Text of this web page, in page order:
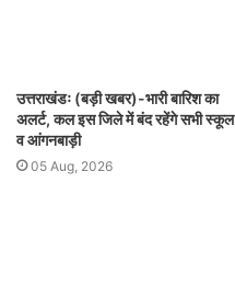
उत्तराखंडः (बड़ी खबर)-भारी बारिश का
अलर्ट, कल इस जिले में बंद रहेंगे सभी स्कूल
व आंगनबाड़ी
05 Aug, 2026